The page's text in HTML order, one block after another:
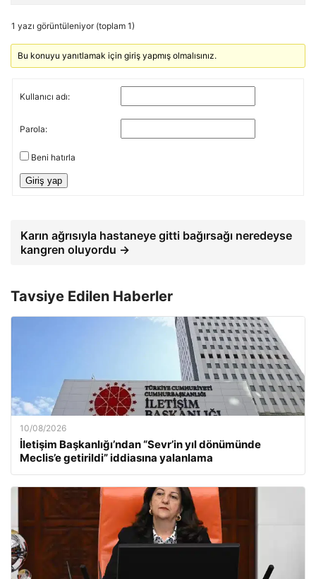
1 yazı görüntüleniyor (toplam 1)
Bu konuyu yanıtlamak için giriş yapmış olmalısınız.
Kullanıcı adı:
Parola:
Beni hatırla
Giriş yap
Karın ağrısıyla hastaneye gitti bağırsağı neredeyse
kangren oluyordu →
Tavsiye Edilen Haberler
10/08/2026
İletişim Başkanlığı’ndan “Sevr’in yıl dönümünde
Meclis’e getirildi” iddiasına yalanlama